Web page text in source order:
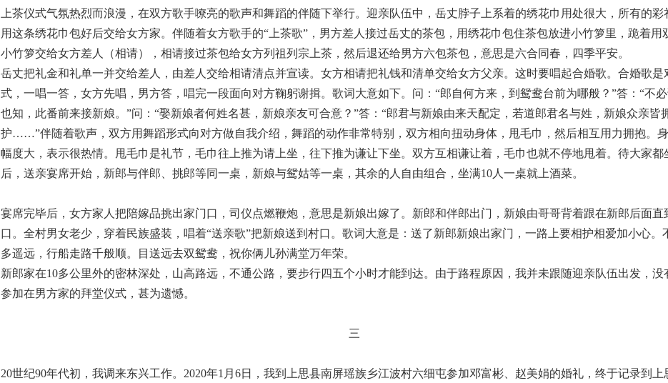
上茶仪式气氛热烈而浪漫，在双方歌手嘹亮的歌声和舞蹈的伴随下举行。迎亲队伍中，岳丈脖子上系着的绣花巾用处很大，所有的彩
用这条绣花巾包好后交给女方家。伴随着女方歌手的“上茶歌”，男方差人接过岳丈的茶包，用绣花巾包住茶包放进小竹箩里，跪着用
小竹箩交给女方差人（相请），相请接过茶包给女方列祖列宗上茶，然后退还给男方六包茶包，意思是六合同春，四季平安。
岳丈把礼金和礼单一并交给差人，由差人交给相请清点并宣读。女方相请把礼钱和清单交给女方父亲。这时要唱起合婚歌。合婚歌是
式，一唱一答，女方先唱，男方答，唱完一段面向对方鞠躬谢揖。歌词大意如下。问：“郎自何方来，到鸳鸯台前为哪般？”答：“不
也知，此番前来接新娘。”问：“娶新娘者何姓名甚，新娘亲友可合意？”答：“郎君与新娘由来天配定，若道郎君名与姓，新娘众亲皆
护……”伴随着歌声，双方用舞蹈形式向对方做自我介绍，舞蹈的动作非常特别，双方相向扭动身体，甩毛巾，然后相互用力拥抱。
幅度大，表示很热情。甩毛巾是礼节，毛巾往上推为请上坐，往下推为谦让下坐。双方互相谦让着，毛巾也就不停地甩着。待大家都
后，送亲宴席开始，新郎与伴郎、挑郎等同一桌，新娘与鸳姑等一桌，其余的人自由组合，坐满10人一桌就上酒菜。
宴席完毕后，女方家人把陪嫁品挑出家门口，司仪点燃鞭炮，意思是新娘出嫁了。新郎和伴郎出门，新娘由哥哥背着跟在新郎后面直
口。全村男女老少，穿着民族盛装，唱着“送亲歌”把新娘送到村口。歌词大意是：送了新郎新娘出家门，一路上要相护相爱加小心。
多遥远，行船走路千般顺。目送远去双鸳鸯，祝你俩儿孙满堂万年荣。
新郎家在10多公里外的密林深处，山高路远，不通公路，要步行四五个小时才能到达。由于路程原因，我并未跟随迎亲队伍出发，没
参加在男方家的拜堂仪式，甚为遗憾。
三
20世纪90年代初，我调来东兴工作。2020年1月6日，我到上思县南屏瑶族乡江波村六细屯参加邓富彬、赵美娟的婚礼，终于记录到上